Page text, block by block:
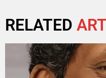
RELATED